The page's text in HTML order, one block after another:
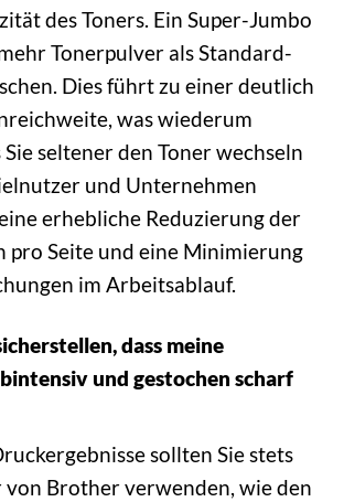
des Toners. Ein Super-Jumbo
Tonerpulver als Standard-
Dies führt zu einer deutlich
was wiederum
seltener den Toner wechseln
und Unternehmen
erhebliche Reduzierung der
pro Seite und eine Minimierung
im Arbeitsablauf.
dass meine
und gestochen scharf
sollten Sie stets
von Brother verwenden, wie den